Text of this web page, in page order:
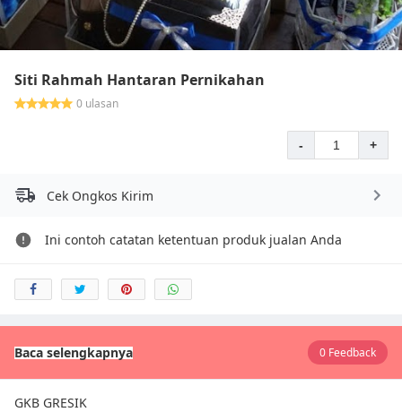
Siti Rahmah Hantaran Pernikahan
0 ulasan
- +
Cek Ongkos Kirim
Ini contoh catatan ketentuan produk jualan Anda
Baca selengkapnya 0 Feedback
GKB GRESIK